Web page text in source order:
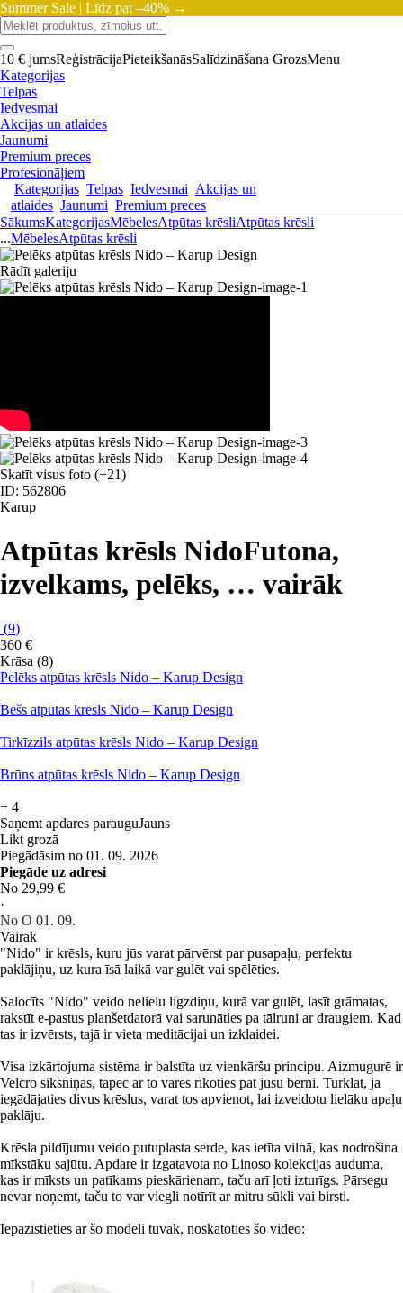
Summer Sale | Līdz pat –40% →
10 € jumsReģistrācijaPieteikšanāsSalīdzināšana GrozsMenu
Kategorijas
Telpas
Iedvesmai
Akcijas un atlaides
Jaunumi
Premium preces
Profesionāļiem
Kategorijas Telpas Iedvesmai Akcijas un
atlaides Jaunumi Premium preces
SākumsKategorijasMēbelesAtpūtas krēsliAtpūtas krēsli
...MēbelesAtpūtas krēsli
Rādīt galeriju
Skatīt visus foto (+21)
ID: 562806
Karup
Atpūtas krēsls NidoFutona,
izvelkams, pelēks, … vairāk
(9)
360 €
Krāsa (8)
Pelēks atpūtas krēsls Nido – Karup Design
Bēšs atpūtas krēsls Nido – Karup Design
Tirkīzzils atpūtas krēsls Nido – Karup Design
Brūns atpūtas krēsls Nido – Karup Design
+ 4
Saņemt apdares parauguJauns
Likt grozā
Piegādāsim no 01. 09. 2026
Piegāde uz adresi
No 29,99 €
·
No O 01. 09.
Vairāk
"Nido" ir krēsls, kuru jūs varat pārvērst par pusapaļu, perfektu
paklājiņu, uz kura īsā laikā var gulēt vai spēlēties.
Salocīts "Nido" veido nelielu ligzdiņu, kurā var gulēt, lasīt grāmatas,
rakstīt e-pastus planšetdatorā vai sarunāties pa tālruni ar draugiem. Kad
tas ir izvērsts, tajā ir vieta meditācijai un izklaidei.
Visa izkārtojuma sistēma ir balstīta uz vienkāršu principu. Aizmugurē ir
Velcro siksniņas, tāpēc ar to varēs rīkoties pat jūsu bērni. Turklāt, ja
iegādājaties divus krēslus, varat tos apvienot, lai izveidotu lielāku apaļu
paklāju.
Krēsla pildījumu veido putuplasta serde, kas ietīta vilnā, kas nodrošina
mīkstāku sajūtu. Apdare ir izgatavota no Linoso kolekcijas auduma,
kas ir mīksts un patīkams pieskārienam, taču arī ļoti izturīgs. Pārsegu
nevar noņemt, taču to var viegli notīrīt ar mitru sūkli vai birsti.
Iepazīstieties ar šo modeli tuvāk, noskatoties šo video: